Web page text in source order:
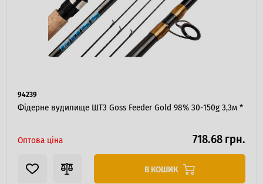
94239
Фідерне вудилище ШТ3 Goss Feeder Gold 98% 30-150g 3,3м *
Оптова ціна 718.68 грн.
В КОШИК